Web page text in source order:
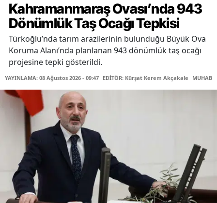
Kahramanmaraş Ovası’nda 943
Dönümlük Taş Ocağı Tepkisi
Türkoğlu’nda tarım arazilerinin bulunduğu Büyük Ova
Koruma Alanı’nda planlanan 943 dönümlük taş ocağı
projesine tepki gösterildi.
YAYINLAMA: 08 Ağustos 2026 - 09:47 EDİTÖR: Kürşat Kerem Akçakale